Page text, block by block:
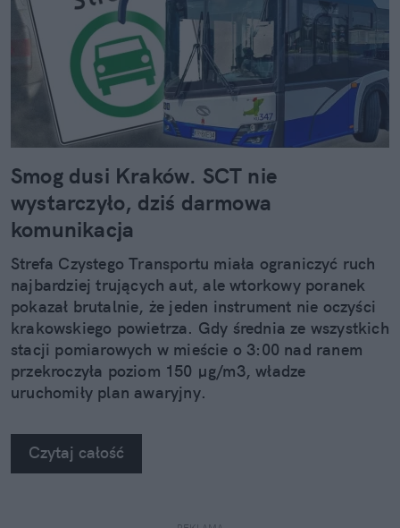
Smog dusi Kraków. SCT nie
wystarczyło, dziś darmowa
komunikacja
Strefa Czystego Transportu miała ograniczyć ruch
najbardziej trujących aut, ale wtorkowy poranek
pokazał brutalnie, że jeden instrument nie oczyści
krakowskiego powietrza. Gdy średnia ze wszystkich
stacji pomiarowych w mieście o 3:00 nad ranem
przekroczyła poziom 150 µg/m3, władze
uruchomiły plan awaryjny.
Czytaj całość